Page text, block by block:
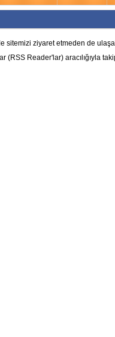
sitemizi ziyaret etmeden de
Reader'lar) aracılığıyla